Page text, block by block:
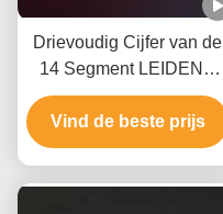
Drievoudig Cijfer van de
14 Segment LEIDENE
Rood Vertonings het
Gemeenschappelijke
Kathode voor
Vind de beste prijs